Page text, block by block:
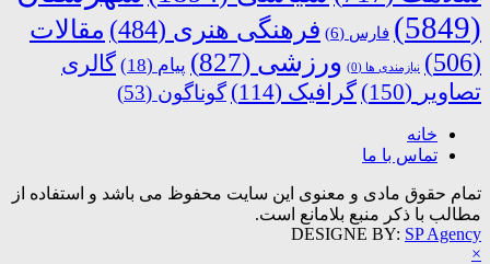
(5849)
فارس (6) فرهنگی هنری (484)
مقالات
(506)
نیازمندی ها (0) ورزشی (827) پیام (18)
گالری
تصاویر (150) گرافیک (114) گوناگون (53)
خانه
تماس با ما
تمام حقوق مادی و معنوی این سایت محفوظ می باشد و استفاده از
مطالب با ذکر منبع بلامانع است.
DESIGNE BY: SP Agency
×